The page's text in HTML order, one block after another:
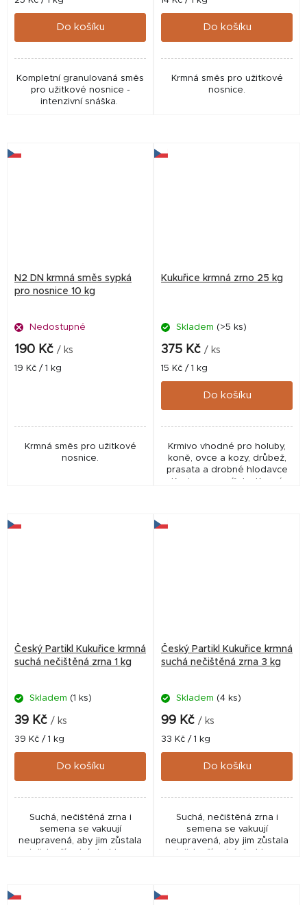
cena:
Do košíku
Kompletní granulovaná směs
pro užitkové nosnice -
intenzivní snáška.
cena:
Do košíku
Krmná směs pro užitkové
nosnice.
N2 DN krmná směs sypká
pro nosnice 10 kg
Nedostupné
190 Kč / ks
Měrná
19 Kč / 1 kg
Krmná směs pro užitkové
nosnice.
Kukuřice krmná zrno 25 kg
Skladem (>5 ks)
375 Kč / ks
Měrná
cena:
15 Kč / 1 kg
Do košíku
Krmivo vhodné pro holuby,
koně, ovce a kozy, drůbež,
prasata a drobné hlodavce
Krmivo pro zvířata. Krmná
Český Partikl Kukuřice krmná
suchá nečištěná zrna 1 kg
Skladem (1 ks)
39 Kč / ks
Měrná
cena:
39 Kč / 1 kg
Do košíku
Suchá, nečištěná zrna i
semena se vakuují
neupravená, aby jim zůstala
Český Partikl Kukuřice krmná
suchá nečištěná zrna 3 kg
Skladem (4 ks)
99 Kč / ks
Měrná
cena:
33 Kč / 1 kg
Do košíku
Suchá, nečištěná zrna i
semena se vakuují
neupravená, aby jim zůstala